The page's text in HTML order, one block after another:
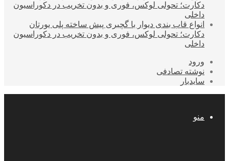
دکارت؛ تحولی لوکس، فوری و بدون تخریب در دکوراسیون
داخلی
انواع قاب بندی دیوار با گچبری پیش ساخته پلی یورتان
دکارت؛ تحولی لوکس، فوری و بدون تخریب در دکوراسیون
داخلی
ورود
نوشته تصادفی
سایدبار
منو